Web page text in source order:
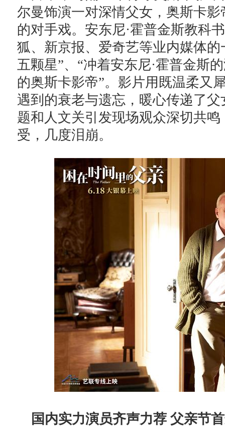
尔曼饰演一对深情父女，奥斯卡
的对手戏。安东尼·霍普金斯教科
狐、新京报、爱奇艺等业内媒体
五颗星”、“冲着安东尼·霍普金斯
的奥斯卡影帝”。影片用既温柔又
遇到的衰老与遗忘，暖心传递了
题和人文关引发现场观众深切共
受，几度泪崩。
国内实力演员齐声力荐 父亲节